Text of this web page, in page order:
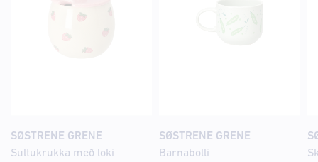
SØSTRENE GRENE
Sultukrukka með loki
SØSTRENE GRENE
Barnabolli